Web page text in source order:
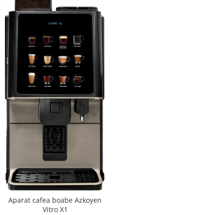
Aparat cafea boabe Azkoyen
Vitro X1